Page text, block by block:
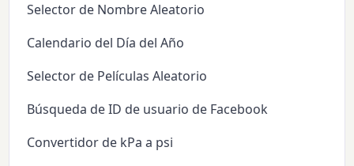
Selector de Nombre Aleatorio
Calendario del Día del Año
Selector de Películas Aleatorio
Búsqueda de ID de usuario de Facebook
Convertidor de kPa a psi